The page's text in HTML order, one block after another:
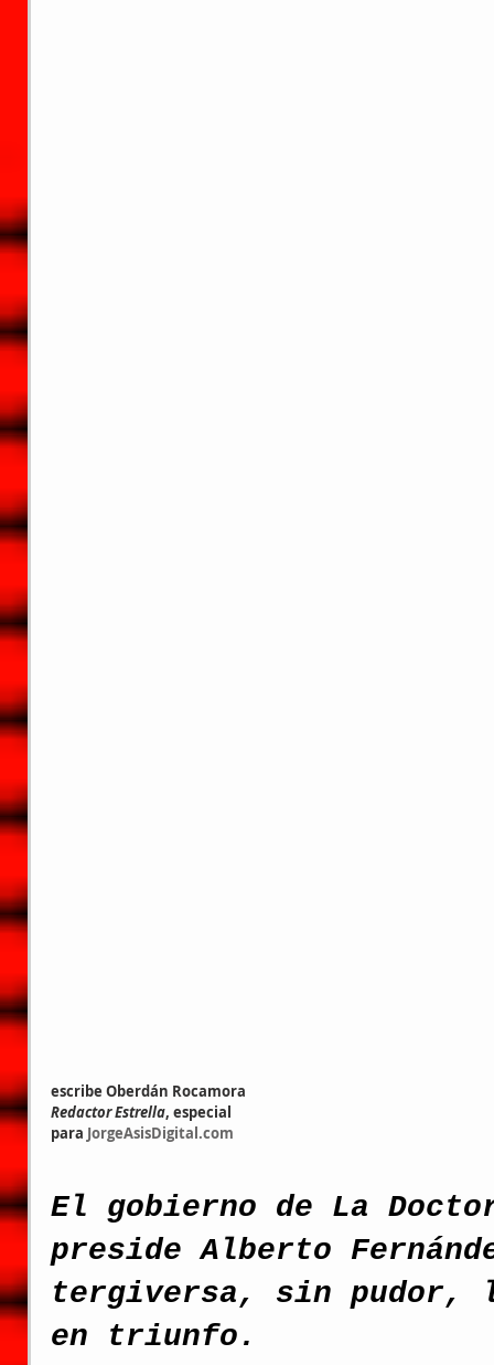
escribe Oberdán Rocamora
Redactor Estrella, especial
para JorgeAsisDigital.com
El gobierno de La
preside Alberto
tergiversa, sin pudor,
en triunfo.